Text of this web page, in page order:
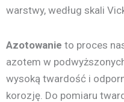
warstwy, według skali
Azotowanie to proces
azotem w
wysoką twardość i
korozję. Do pomiaru